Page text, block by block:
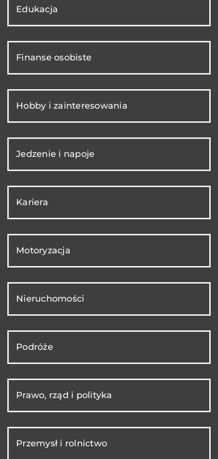
Edukacja
Finanse osobiste
Hobby i zainteresowania
Jedzenie i napoje
Kariera
Motoryzacja
Nieruchomości
Podróże
Prawo, rząd i polityka
Przemysł i rolnictwo